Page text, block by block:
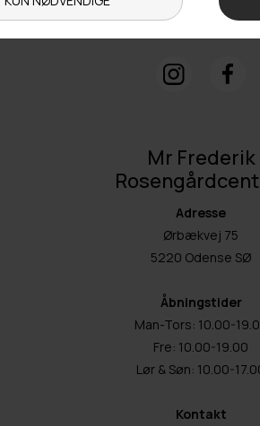
+ 45 65 90 45 89
Mr Frederik
Adresse
Ørbækvej 75
5220 Odense SØ
Åbningstider
Man-Tors: 10.00-
Fre: 10.00-19.00
Lør & Søn: 10.00-
Kontakt